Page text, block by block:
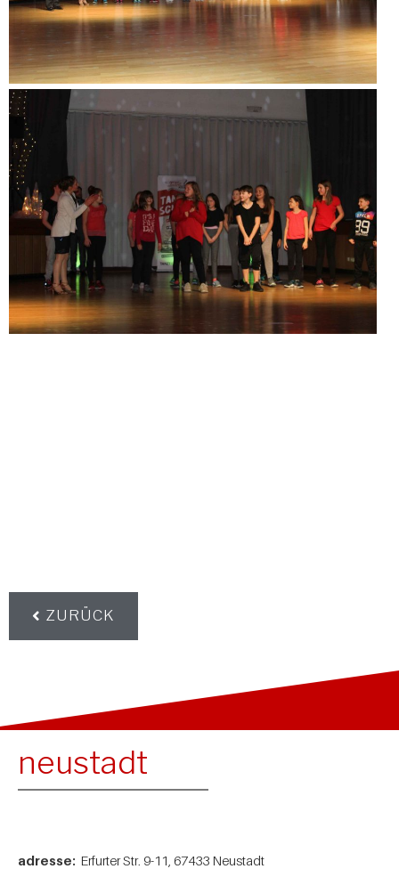
ZURÜCK
neustadt
adresse: Erfurter Str. 9-11, 67433 Neustadt